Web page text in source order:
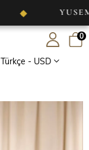
YUSEM
Türkçe - USD
0